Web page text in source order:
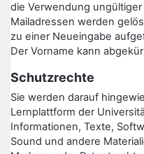
die Verwendung
Mailadressen werden
zu einer Neueingabe
Der Vorname kann
Schutzrechte
Sie werden darauf
Lernplattform der
Informationen, Texte,
Sound und andere